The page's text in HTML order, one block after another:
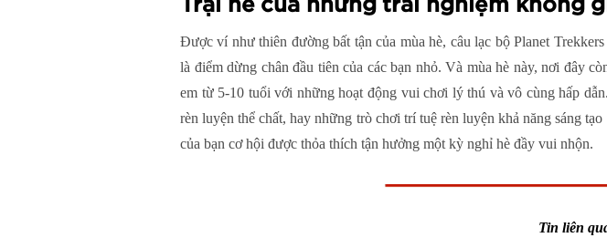
Trại hè của những trải nghiệm không
Được ví như thiên đường bất tận của mùa hè, câu lạc bộ Planet
là điểm dừng chân đầu tiên của các bạn nhỏ. Và mùa hè này, nơi đây
em từ 5-10 tuổi với những hoạt động vui chơi lý thú và vô cùng hấp
rèn luyện thể chất, hay những trò chơi trí tuệ rèn luyện khả năng sáng
của bạn cơ hội được thỏa thích tận hưởng một kỳ nghỉ hè đầy vui nhộn.
Tin liên